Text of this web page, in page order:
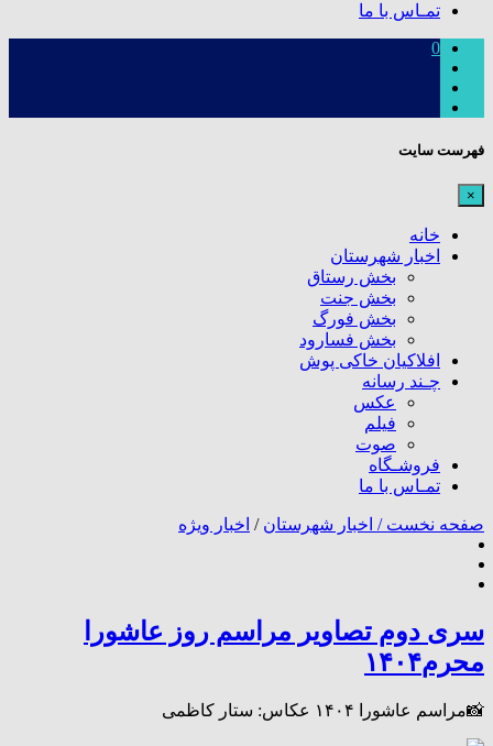
تمـاس با ما
0
فهرست سایت
×
خانه
اخبار شهرستان
بخش رستاق
بخش جنت
بخش فورگ
بخش فسارود
افلاکیان خاکی پوش
چـند رسانه
عکس
فیلم
صوت
فروشـگاه
تمـاس با ما
صفحه نخست / اخبار شهرستان / اخبار ویژه
سری دوم تصاویر مراسم روز عاشورا
محرم۱۴۰۴
📸مراسم عاشورا ۱۴۰۴ عکاس: ستار کاظمی